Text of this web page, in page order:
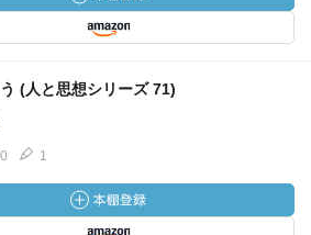
(人と思想シリーズ 71)
1